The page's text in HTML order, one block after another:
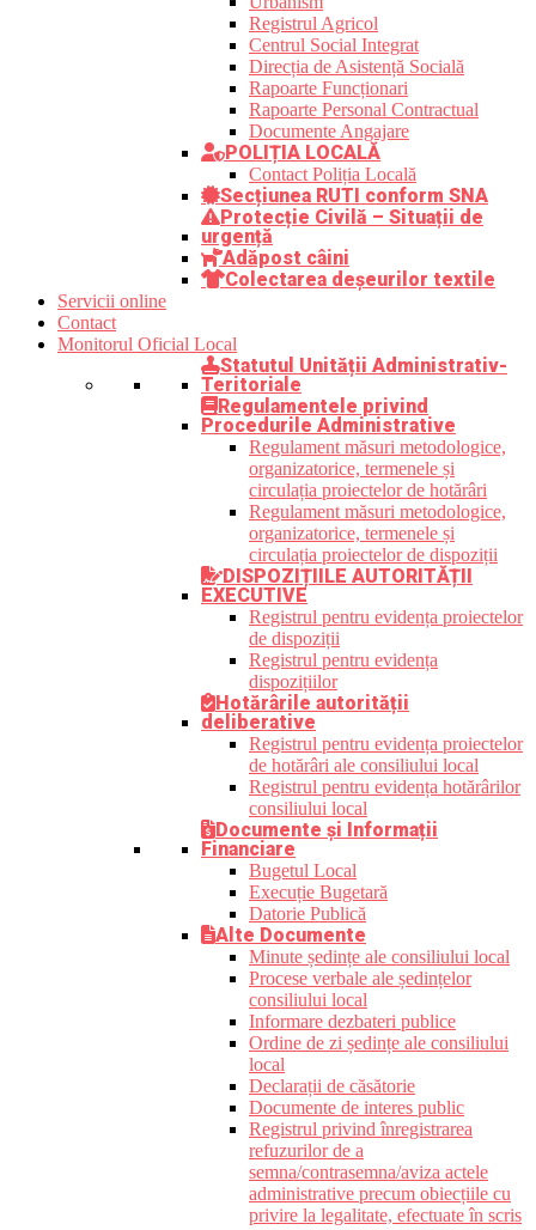
Registrul Agricol
Centrul Social Integrat
Direcția de Asistență Socială
Rapoarte Funcționari
Rapoarte Personal Contractual
Documente Angajare
POLIȚIA LOCALĂ
Contact Poliția Locală
Secțiunea RUTI conform SNA
Protecție Civilă – Situații de
urgență
Adăpost câini
Colectarea deșeurilor textile
Servicii online
Contact
Monitorul Oficial Local
Statutul Unității Administrativ-
Teritoriale
Regulamentele privind
Procedurile Administrative
Regulament măsuri metodologice,
organizatorice, termenele și
circulația proiectelor de hotărâri
Regulament măsuri metodologice,
organizatorice, termenele și
circulația proiectelor de dispoziții
DISPOZIȚIILE AUTORITĂȚII
EXECUTIVE
Registrul pentru evidența proiectelor
de dispoziții
Registrul pentru evidența
dispozițiilor
Hotărârile autorității
deliberative
Registrul pentru evidența proiectelor
de hotărâri ale consiliului local
Registrul pentru evidența hotărârilor
consiliului local
Documente și Informații
Financiare
Bugetul Local
Execuție Bugetară
Datorie Publică
Alte Documente
Minute ședințe ale consiliului local
Procese verbale ale ședințelor
consiliului local
Informare dezbateri publice
Ordine de zi ședințe ale consiliului
local
Declarații de căsătorie
Documente de interes public
Registrul privind înregistrarea
refuzurilor de a
semna/contrasemna/aviza actele
administrative precum obiecțiile cu
privire la legalitate, efectuate în scris